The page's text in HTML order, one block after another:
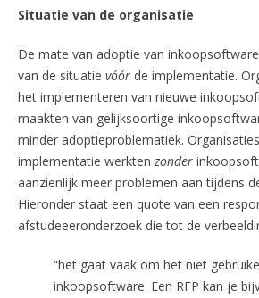
Situatie van de organisatie
De mate van adoptie van
van de situatie vóór de implementatie.
het implementeren van nieuwe
maakten van gelijksoortige
minder adoptieproblematiek.
implementatie werkten zonder
aanzienlijk meer problemen aan tijdens
Hieronder staat een quote van een
afstudeeeronderzoek die tot de
“het gaat vaak om het niet
inkoopsoftware. Een RFP kan je